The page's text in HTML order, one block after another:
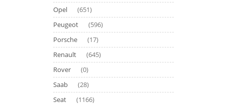
Opel (651)
Peugeot (596)
Porsche (17)
Renault (645)
Rover (0)
Saab (28)
Seat (1166)